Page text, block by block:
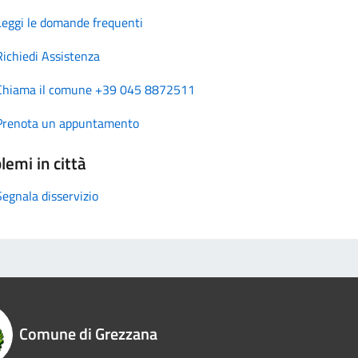
le domande frequenti
Assistenza
il comune +39 045 8872511
un appuntamento
in città
disservizio
Comune di Grezzana